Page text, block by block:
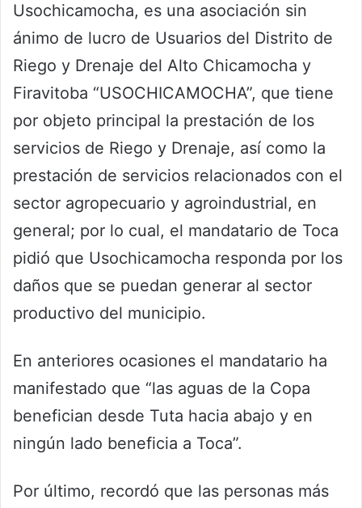
Usochicamocha, es una asociación sin
ánimo de lucro de Usuarios del Distrito de
Riego y Drenaje del Alto Chicamocha y
Firavitoba “USOCHICAMOCHA”, que tiene
por objeto principal la prestación de los
servicios de Riego y Drenaje, así como la
prestación de servicios relacionados con el
sector agropecuario y agroindustrial, en
general; por lo cual, el mandatario de Toca
pidió que Usochicamocha responda por los
daños que se puedan generar al sector
productivo del municipio.
En anteriores ocasiones el mandatario ha
manifestado que “las aguas de la Copa
benefician desde Tuta hacia abajo y en
ningún lado beneficia a Toca”.
Por último, recordó que las personas más